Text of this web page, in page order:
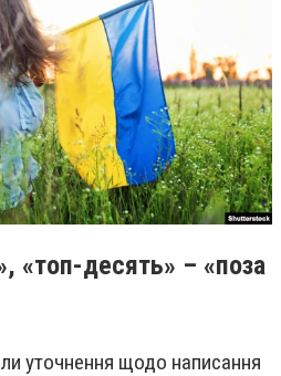
«топ-десять» – «поза
уточнення щодо написання